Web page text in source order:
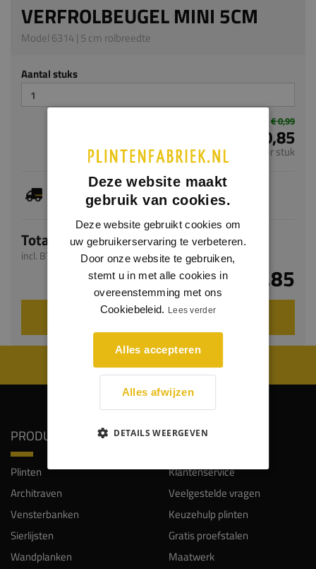
VERFROLBEUGEL MINI 5CM
Model 6314 | 5 cm rolbreedte
Aantal stuks
€ 0,99
€ 0,85
per stuk
Dit artikel is voorradig, de verwachte levertijd
bedraagt 1-3 werkdagen
Totaal
incl. BTW
€ 0,85
VOEG TOE AAN WINKELWAGEN
WIJ WORDEN BEOORDEELD MET EEN 8.8
PRODUCTEN
Plinten
Architraven
Vensterbanken
Sierlijsten
Wandplanken
SERVICE
Klantenservice
Veelgestelde vragen
Keuzehulp plinten
Gratis proefstalen
Maatwerk
Deze website maakt
gebruik van cookies.
Deze website gebruikt cookies om
uw gebruikerservaring te verbeteren.
Door onze website te gebruiken,
stemt u in met alle cookies in
overeenstemming met ons
Cookiebeleid. Lees verder
Alles accepteren
Alles afwijzen
DETAILS WEERGEVEN